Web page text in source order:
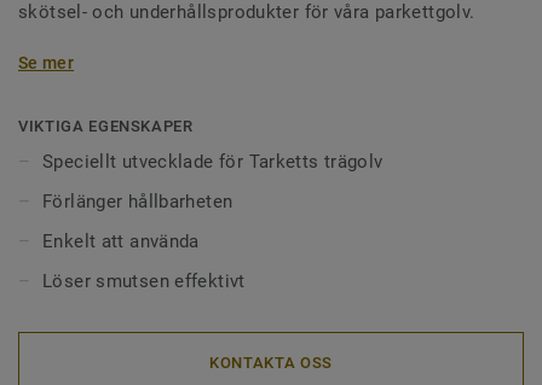
skötsel- och underhållsprodukter för våra parkettgolv.
Säkerhetsdatablad finns tillgängligt
Se mer
VIKTIGA EGENSKAPER
Speciellt utvecklade för Tarketts trägolv
Förlänger hållbarheten
Enkelt att använda
Löser smutsen effektivt
KONTAKTA OSS